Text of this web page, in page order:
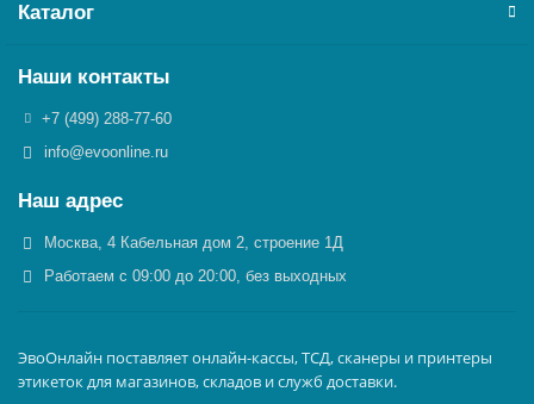
Каталог
Наши контакты
+7 (499) 288-77-60
info@evoonline.ru
Наш адрес
Москва, 4 Кабельная дом 2, строение 1Д
Работаем с 09:00 до 20:00, без выходных
ЭвоОнлайн поставляет онлайн-кассы, ТСД, сканеры и принтеры
этикеток для магазинов, складов и служб доставки.